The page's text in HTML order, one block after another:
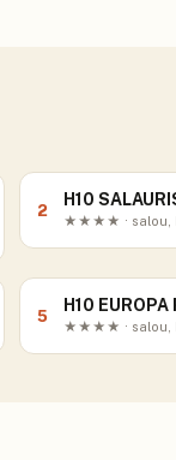
2
H10
★★★★ · salou,
5
H10
★★★★ · salou,